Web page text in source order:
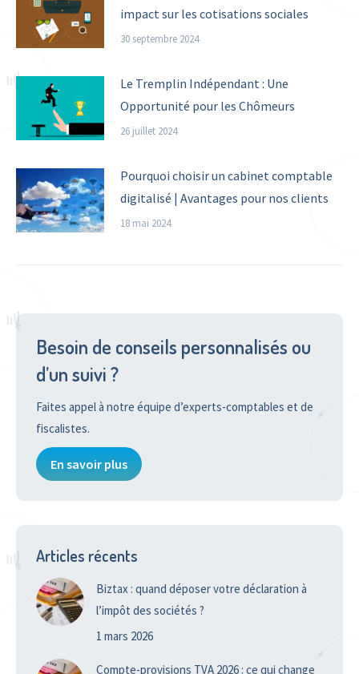
impact sur les cotisations sociales
30 septembre 2024
Le Tremplin Indépendant : Une
Opportunité pour les Chômeurs
26 juillet 2024
Pourquoi choisir un cabinet comptable
digitalisé | Avantages pour nos clients
18 mai 2024
Besoin de conseils personnalisés ou
d’un suivi ?
Faites appel à notre équipe d’experts-comptables et de
fiscalistes.
En savoir plus
Articles récents
Biztax : quand déposer votre déclaration à
l’impôt des sociétés ?
1 mars 2026
Compte-provisions TVA 2026 : ce qui change